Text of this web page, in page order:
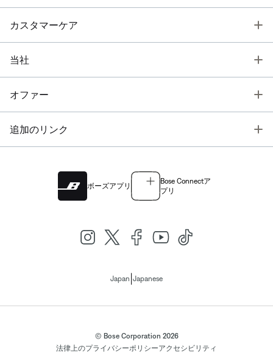
カスタマーケア
当社
オファー
追加のリンク
ボーズアプリ
Bose Connectア
プリ
Japan Japanese
© Bose Corporation 2026
法律上のプライバシーポリシーアクセシビリティ